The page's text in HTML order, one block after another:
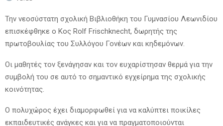
Την νεοσύστατη σχολική Βιβλιοθήκη του Γυμνασίου Λεωνιδίου
επισκέφθηκε ο Κος Rolf Frischknecht, δωρητής της
πρωτοβουλίας του Συλλόγου Γονέων και κηδεμόνων.
Οι μαθητές τον ξενάγησαν και τον ευχαρίστησαν θερμά για την
συμβολή του σε αυτό το σημαντικό εγχείρημα της σχολικής
κοινότητας.
Ο πολυχώρος έχει διαμορφωθεί για να καλύπτει ποικίλες
εκπαιδευτικές ανάγκες και για να πραγματοποιούνται